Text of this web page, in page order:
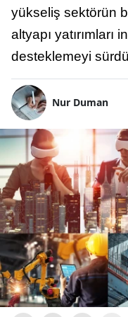
yükseliş sektörün
altyapı yatırımları
desteklemeyi
Nur Duman